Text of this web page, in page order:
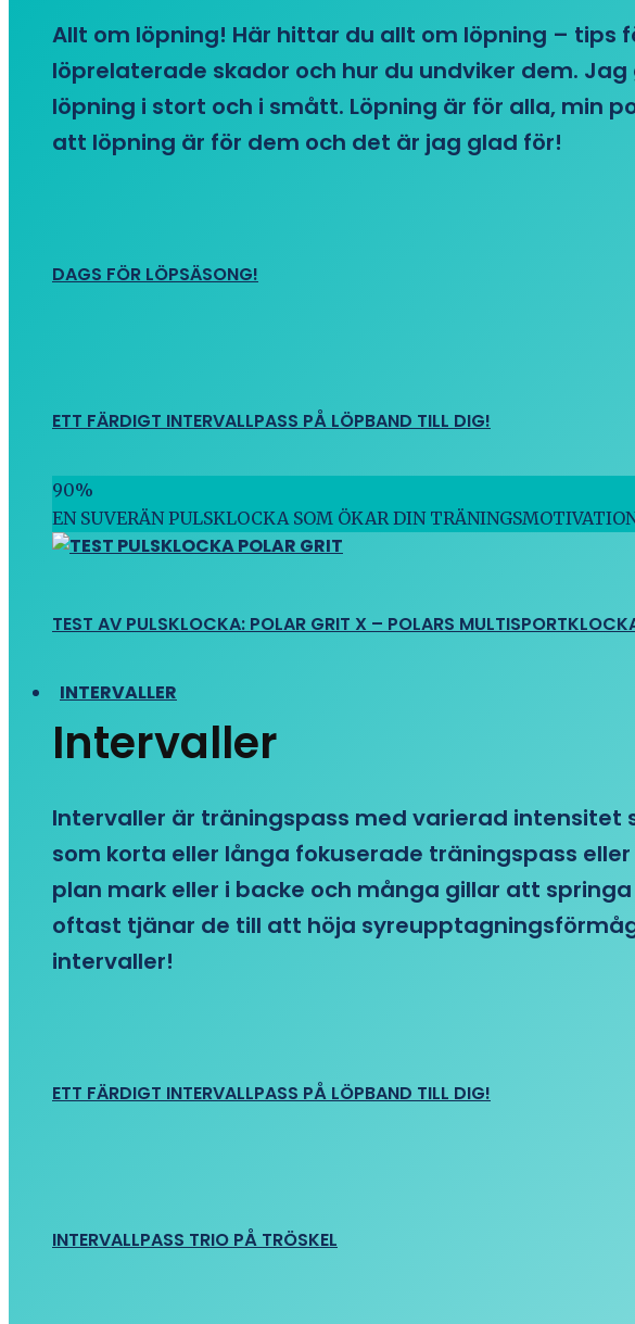
Allt om löpning! Här hittar du allt om löpning – tips
löprelaterade skador och hur du undviker dem.
löpning i stort och i smått. Löpning är för alla, min
att löpning är för dem och det är jag glad för!
DAGS FÖR LÖPSÄSONG!
ETT FÄRDIGT INTERVALLPASS PÅ LÖPBAND TILL DIG!
90%
EN SUVERÄN PULSKLOCKA SOM ÖKAR DIN
TEST AV PULSKLOCKA: POLAR GRIT X – POLARS
INTERVALLER
Intervaller
Intervaller är träningspass med varierad
som korta eller långa fokuserade träningspass
plan mark eller i backe och många gillar att
oftast tjänar de till att höja
intervaller!
ETT FÄRDIGT INTERVALLPASS PÅ LÖPBAND TILL DIG!
INTERVALLPASS TRIO PÅ TRÖSKEL